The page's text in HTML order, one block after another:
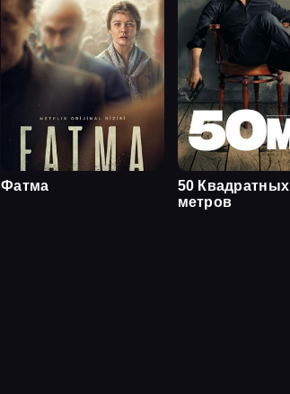
Фатма
50 Квадратных
метров